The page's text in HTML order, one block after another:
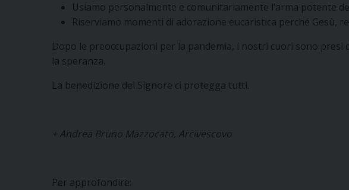
Usiamo personalmente e comunitariamente l’arma potente
Riserviamo momenti di adorazione eucaristica perché Gesù,
Dopo le preoccupazioni per la pandemia, i nostri cuori sono
la speranza.
La benedizione del Signore ci protegga tutti.
+ Andrea Bruno Mazzocato, Arcivescovo
Per approfondire: